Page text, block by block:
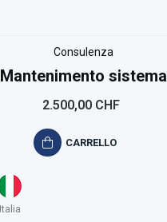
Consulenza
Mantenimento sistema
ISO 14064 Small
2.500,00 CHF
CARRELLO
Italia